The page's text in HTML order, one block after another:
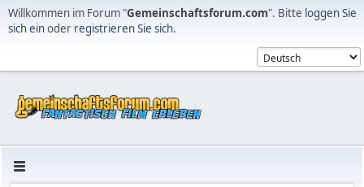
Willkommen im Forum "Gemeinschaftsforum.com". Bitte loggen Sie
sich einoder registrieren Sie sich.